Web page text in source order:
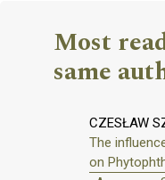
Most
same
CZESŁAW
The
on